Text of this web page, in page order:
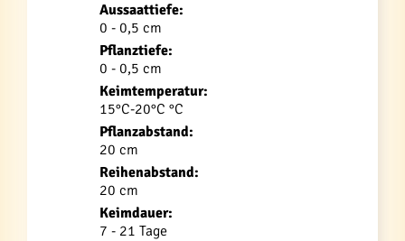
Aussaattiefe:
0 - 0,5 cm
Pflanztiefe:
0 - 0,5 cm
Keimtemperatur:
15°C-20°C °C
Pflanzabstand:
20 cm
Reihenabstand:
20 cm
Keimdauer:
7 - 21 Tage